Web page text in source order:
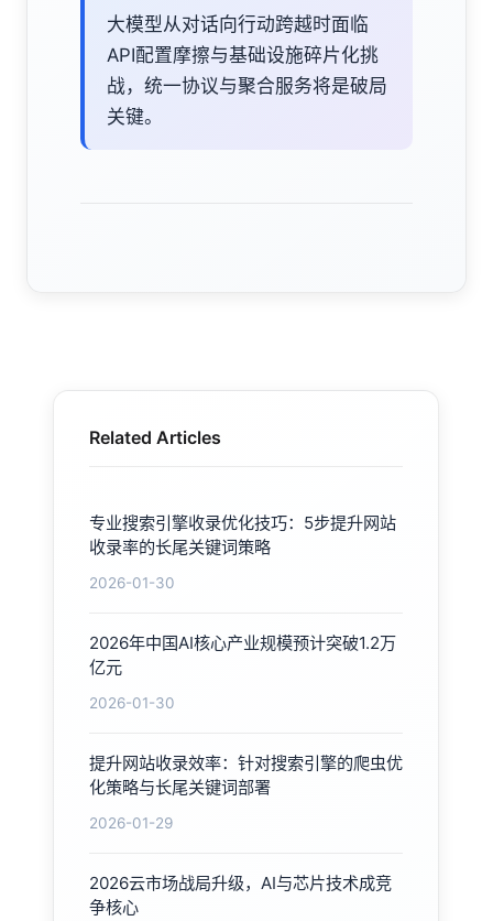
大模型从对话向行动跨越时面临
API配置摩擦与基础设施碎片化挑
战，统一协议与聚合服务将是破局
关键。
Related Articles
专业搜索引擎收录优化技巧：5步提升网站
收录率的长尾关键词策略
2026-01-30
2026年中国AI核心产业规模预计突破1.2万
亿元
2026-01-30
提升网站收录效率：针对搜索引擎的爬虫优
化策略与长尾关键词部署
2026-01-29
2026云市场战局升级，AI与芯片技术成竞
争核心